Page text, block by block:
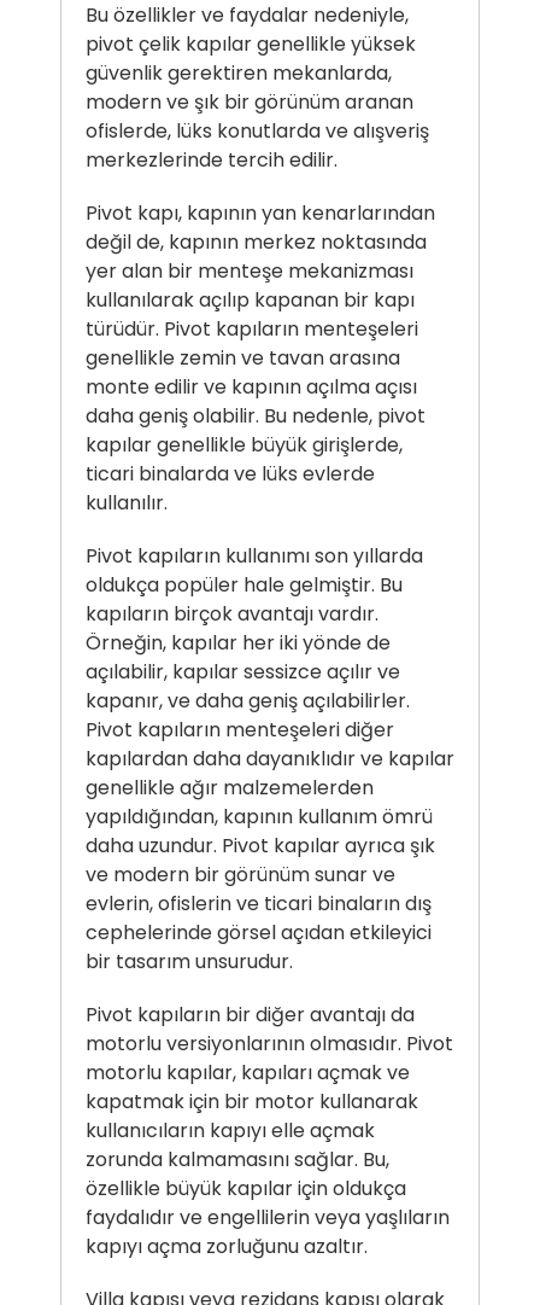
Bu özellikler ve faydalar nedeniyle,
pivot çelik kapılar genellikle yüksek
güvenlik gerektiren mekanlarda,
modern ve şık bir görünüm aranan
ofislerde, lüks konutlarda ve alışveriş
merkezlerinde tercih edilir.
Pivot kapı, kapının yan kenarlarından
değil de, kapının merkez noktasında
yer alan bir menteşe mekanizması
kullanılarak açılıp kapanan bir kapı
türüdür. Pivot kapıların menteşeleri
genellikle zemin ve tavan arasına
monte edilir ve kapının açılma açısı
daha geniş olabilir. Bu nedenle, pivot
kapılar genellikle büyük girişlerde,
ticari binalarda ve lüks evlerde
kullanılır.
Pivot kapıların kullanımı son yıllarda
oldukça popüler hale gelmiştir. Bu
kapıların birçok avantajı vardır.
Örneğin, kapılar her iki yönde de
açılabilir, kapılar sessizce açılır ve
kapanır, ve daha geniş açılabilirler.
Pivot kapıların menteşeleri diğer
kapılardan daha dayanıklıdır ve kapılar
genellikle ağır malzemelerden
yapıldığından, kapının kullanım ömrü
daha uzundur. Pivot kapılar ayrıca şık
ve modern bir görünüm sunar ve
evlerin, ofislerin ve ticari binaların dış
cephelerinde görsel açıdan etkileyici
bir tasarım unsurudur.
Pivot kapıların bir diğer avantajı da
motorlu versiyonlarının olmasıdır. Pivot
motorlu kapılar, kapıları açmak ve
kapatmak için bir motor kullanarak
kullanıcıların kapıyı elle açmak
zorunda kalmamasını sağlar. Bu,
özellikle büyük kapılar için oldukça
faydalıdır ve engellilerin veya yaşlıların
kapıyı açma zorluğunu azaltır.